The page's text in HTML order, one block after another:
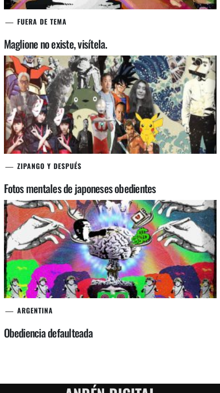
FUERA DE TEMA
Maglione no existe, visítela.
ZIPANGO Y DESPUÉS
Fotos mentales de japoneses obedientes
ARGENTINA
Obediencia defaulteada